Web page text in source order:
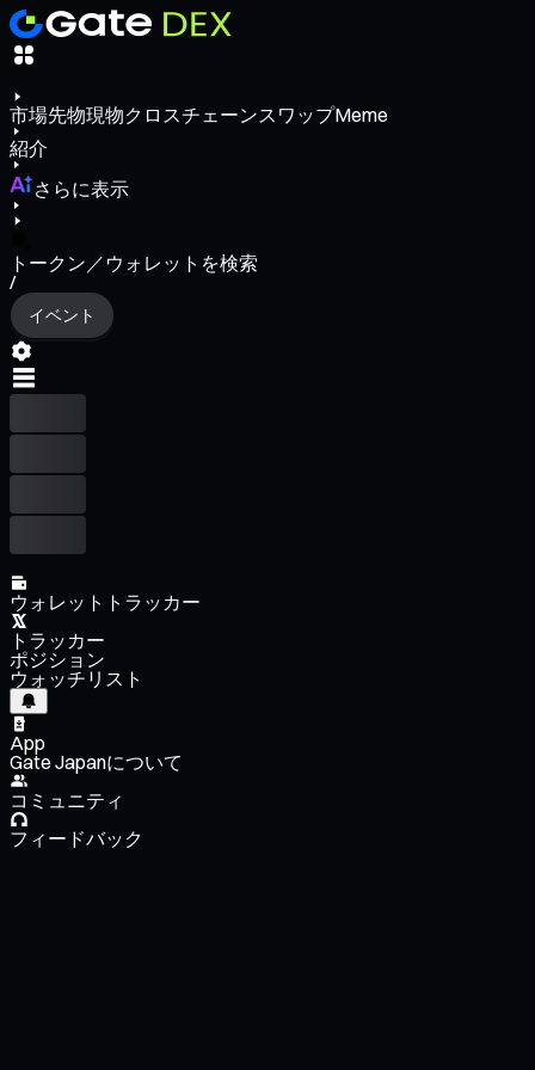
市場先物現物クロスチェーンスワップMeme
紹介
さらに表示
トークン／ウォレットを検索
/
イベント
ウォレットトラッカー
トラッカー
ポジション
ウォッチリスト
App
Gate Japanについて
コミュニティ
フィードバック